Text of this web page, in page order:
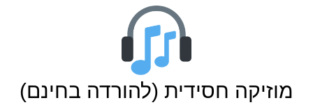
מוזיקה חסידית (להורדה בחינם)